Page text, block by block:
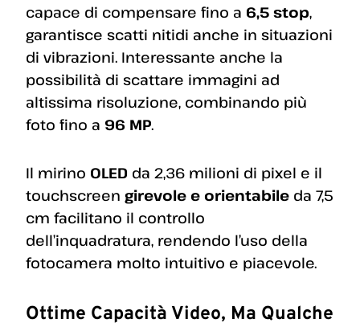
capace di compensare fino a 6,5 stop,
garantisce scatti nitidi anche in situazioni
di vibrazioni. Interessante anche la
possibilità di scattare immagini ad
altissima risoluzione, combinando più
foto fino a 96 MP.
Il mirino OLED da 2,36 milioni di pixel e il
touchscreen girevole e orientabile da 7,5
cm facilitano il controllo
dell’inquadratura, rendendo l’uso della
fotocamera molto intuitivo e piacevole.
Ottime Capacità Video, Ma Qualche